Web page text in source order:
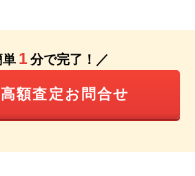
単 1 分で完了！／
額査定お問合せ